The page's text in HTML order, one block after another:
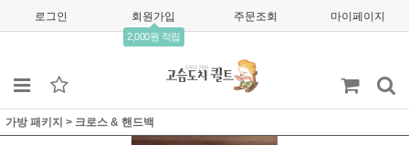
로그인 회원가입
2,000원 적립
주문조회 마이페이지
가방 패키지 > 크로스 & 핸드백